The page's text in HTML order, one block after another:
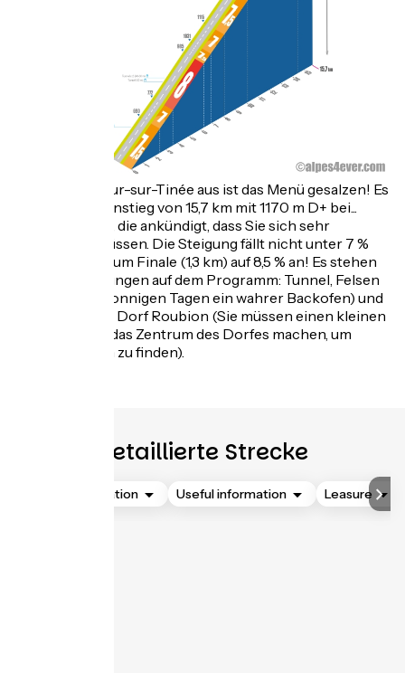
. Von St-Sauveur-sur-Tinée aus ist das Menü gesalzen! Es
ist ein langer Anstieg von 15,7 km mit 1170 m D+ bei...
7,5%! Eine Zahl, die ankündigt, dass Sie sich sehr
anstrengen müssen. Die Steigung fällt nicht unter 7 %
und steigt bis zum Finale (1,3 km) auf 8,5 % an! Es stehen
einige Ablenkungen auf dem Programm: Tunnel, Felsen
(Achtung, an sonnigen Tagen ein wahrer Backofen) und
das malerische Dorf Roubion (Sie müssen einen kleinen
Umweg durch das Zentrum des Dorfes machen, um
einen Brunnen zu finden).
Detaillierte Strecke
Accommodation Useful information Leasure